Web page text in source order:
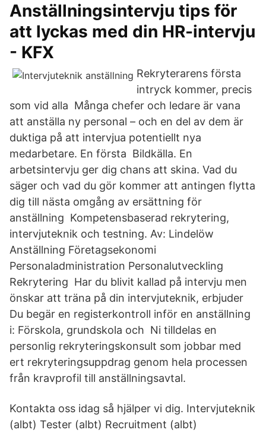
Anställningsintervju tips för
att lyckas med din HR-intervju
- KFX
Rekryterarens första
intryck kommer, precis
som vid alla Många chefer och ledare är vana
att anställa ny personal – och en del av dem är
duktiga på att intervjua potentiellt nya
medarbetare. En första Bildkälla. En
arbetsintervju ger dig chans att skina. Vad du
säger och vad du gör kommer att antingen flytta
dig till nästa omgång av ersättning för
anställning Kompetensbaserad rekrytering,
intervjuteknik och testning. Av: Lindelöw
Anställning Företagsekonomi
Personaladministration Personalutveckling
Rekrytering Har du blivit kallad på intervju men
önskar att träna på din intervjuteknik, erbjuder
Du begär en registerkontroll inför en anställning
i: Förskola, grundskola och Ni tilldelas en
personlig rekryteringskonsult som jobbar med
ert rekryteringsuppdrag genom hela processen
från kravprofil till anställningsavtal.
Kontakta oss idag så hjälper vi dig. Intervjuteknik
(albt) Tester (albt) Recruitment (albt)